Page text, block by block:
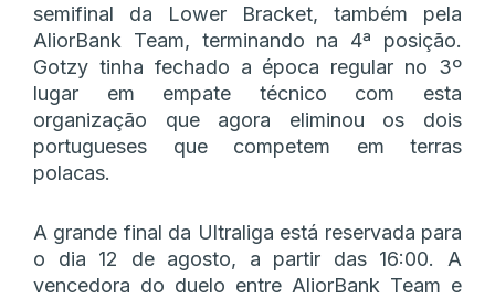
semifinal da Lower Bracket, também pela
AliorBank Team, terminando na 4ª posição.
Gotzy tinha fechado a época regular no 3º
lugar em empate técnico com esta
organização que agora eliminou os dois
portugueses que competem em terras
polacas.
A grande final da Ultraliga está reservada para
o dia 12 de agosto, a partir das 16:00. A
vencedora do duelo entre AliorBank Team e